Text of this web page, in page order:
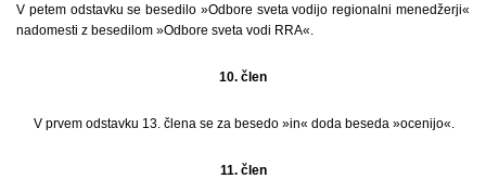
V petem odstavku se besedilo »Odbore sveta vodijo regionalni menedžerji«
nadomesti z besedilom »Odbore sveta vodi RRA«.
10. člen
V prvem odstavku 13. člena se za besedo »in« doda beseda »ocenijo«.
11. člen